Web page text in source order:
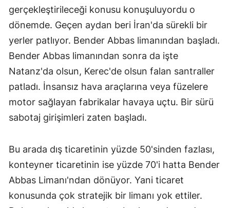
gerçekleştirileceği konusu konuşuluyordu o
dönemde. Geçen aydan beri İran'da sürekli bir
yerler patlıyor. Bender Abbas limanından başladı.
Bender Abbas limanından sonra da işte
Natanz'da olsun, Kerec'de olsun falan santraller
patladı. İnsansız hava araçlarına veya füzelere
motor sağlayan fabrikalar havaya uçtu. Bir sürü
sabotaj girişimleri zaten başladı.
Bu arada dış ticaretinin yüzde 50'sinden fazlası,
konteyner ticaretinin ise yüzde 70'i hatta Bender
Abbas Limanı'ndan dönüyor. Yani ticaret
konusunda çok stratejik bir limanı yok ettiler.